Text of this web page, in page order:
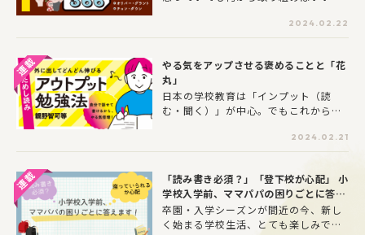
日1フレーズの読み聞かせ。ネイティブ
が普段使っている身近なフレーズを1日
慣が身につけられます。ぜひ声に出し
て読んでみましょう！第3回は1月のテ
ーマ「LOVE」からご紹介します。
2024.02.22
やる気をアップさせる褒めることと「花
丸」
日本の学校教育は「インプット（読
む・聞く）」が中心。でもこれからの
ト（話す・書く）」力が重要です。ア
ウトプット学習することで学習定着率
ら手を付けていいのか悩みものですよ
ね。本記事では、『ドラゴン桜』の指
南役としても知られる親野智可等先生
が、家庭で取り組みやすい最新の学習
2024.02.21
「読み書き必須？」「登下校が心配」 小
学校入学前、ママパパの困りごとに答え
ます！
卒園・入学シーズンが間近の今、新し
く始まる学校生活、とても楽しみです